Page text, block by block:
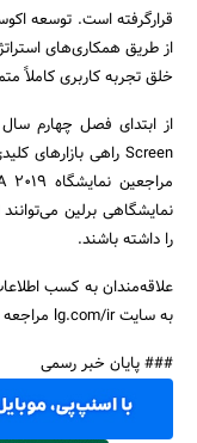
از طریق همکاری‌های
خلق تجربه کاربری کاملاً
را داشته باشند.
علاقه‌مندان به کسب
به سایت lg.com/ir مراجعه کنند.
### پایان خبر رسمی